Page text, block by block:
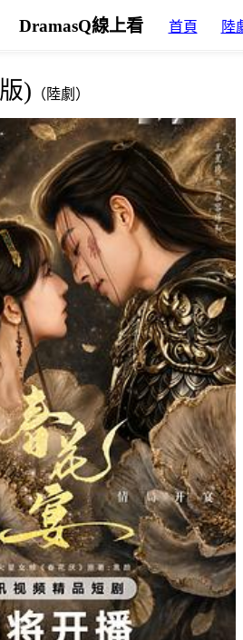
DramasQ線上看 首頁 陸
) （陸劇）